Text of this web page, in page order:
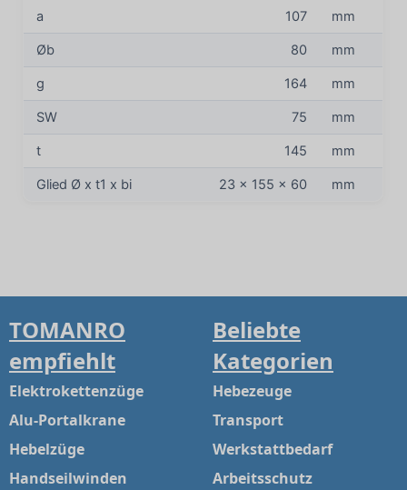
a 107 mm
Øb 80 mm
g 164 mm
SW 75 mm
t 145 mm
Glied Ø x t1 x bi 23 x 155 x 60 mm
TOMANRO
empfiehlt
Elektrokettenzüge
Alu-Portalkrane
Hebelzüge
Handseilwinden
Beliebte
Kategorien
Hebezeuge
Transport
Werkstattbedarf
Arbeitsschutz